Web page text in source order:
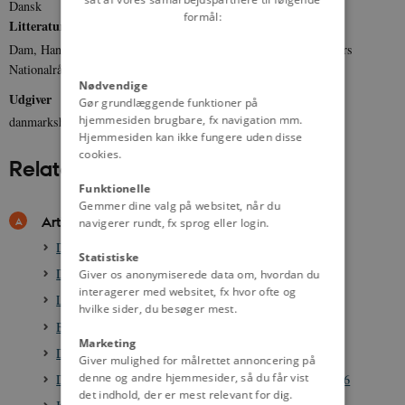
Dansk
Litteratur
Dam, Hanne: På trods - : 100 års kvindehistorie. Danske Kvinders
Nationalråd 1899-1999. Danske Kvinders nationalråd (1999).
Udgiver
danmarkshistorien.dk
Relateret indhold
Artikler
Dansk Kvindesamfund 1871-
De Danske Husmoderforeninger 1920-2009
Ligestillingsrådet, 1975-2000
Barselslovgivningens udvikling i Danmark fra 1901-
De første skridt mod ligelønnen, 1875-1950
Debatten om den reglementerede prostitution, 1874-1906
formål:
Nødvendige
Gør grundlæggende funktioner på
hjemmesiden brugbare, fx navigation mm.
Hjemmesiden kan ikke fungere uden disse
cookies.
Funktionelle
Gemmer dine valg på websitet, når du
navigerer rundt, fx sprog eller login.
Statistiske
Giver os anonymiserede data om, hvordan du
interagerer med websitet, fx hvor ofte og
hvilke sider, du besøger mest.
Marketing
Giver mulighed for målrettet annoncering på
denne og andre hjemmesider, så du får vist
det indhold, der er mest relevant for dig.